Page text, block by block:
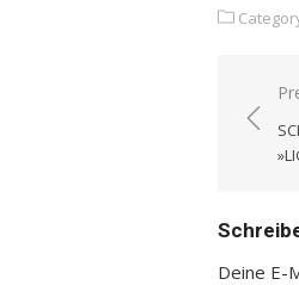
Deine E-